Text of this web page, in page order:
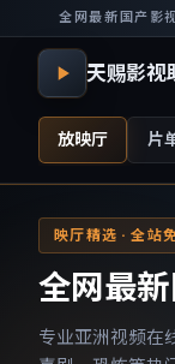
全网最新国产影
天赐影视
放映厅 片
映厅精选 · 全站
全网最
专业亚洲视频在